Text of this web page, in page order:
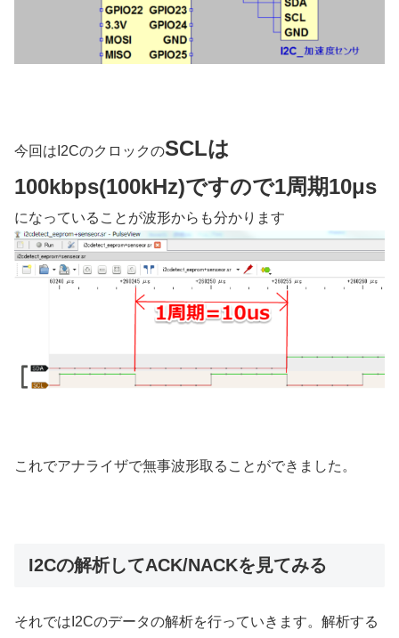
今回はI2CのクロックのSCLは
100kbps(100kHz)ですので1周期10μs
になっていることが波形からも分かります
これでアナライザで無事波形取ることができました。
I2Cの解析してACK/NACKを見てみる
それではI2Cのデータの解析を行っていきます。解析する